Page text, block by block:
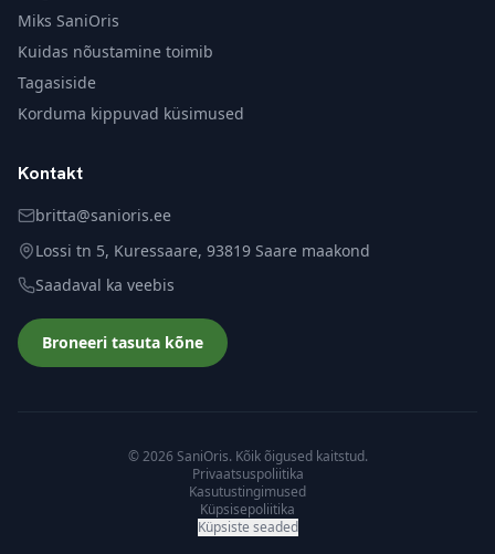
Miks SaniOris
Kuidas nõustamine toimib
Tagasiside
Korduma kippuvad küsimused
Kontakt
britta@sanioris.ee
Lossi tn 5, Kuressaare, 93819 Saare maakond
Saadaval ka veebis
Broneeri tasuta kõne
© 2026 SaniOris. Kõik õigused kaitstud.
Privaatsuspoliitika
Kasutustingimused
Küpsisepoliitika
Küpsiste seaded